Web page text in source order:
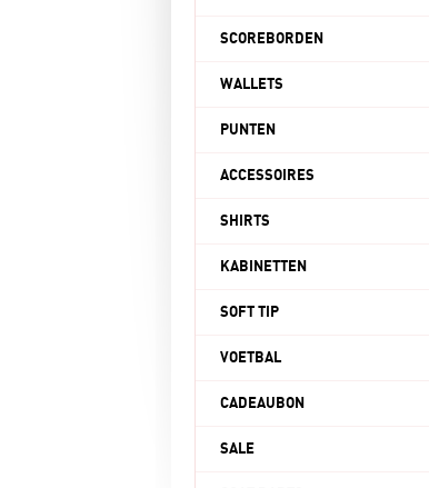
SCOREBORDEN
WALLETS
PUNTEN
ACCESSOIRES
SHIRTS
KABINETTEN
SOFT TIP
VOETBAL
CADEAUBON
SALE